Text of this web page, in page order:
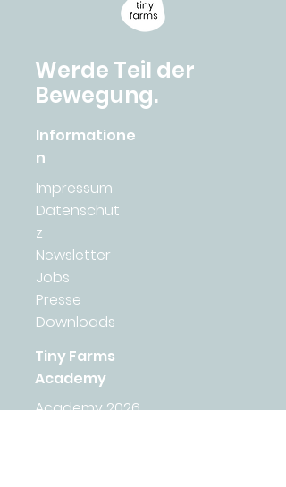
Werde Teil der
Bewegung.
Informatione
n
Impressum
Datenschut
z
Newsletter
Jobs
Presse
Downloads
Tiny Farms
Academy
Academy 2026